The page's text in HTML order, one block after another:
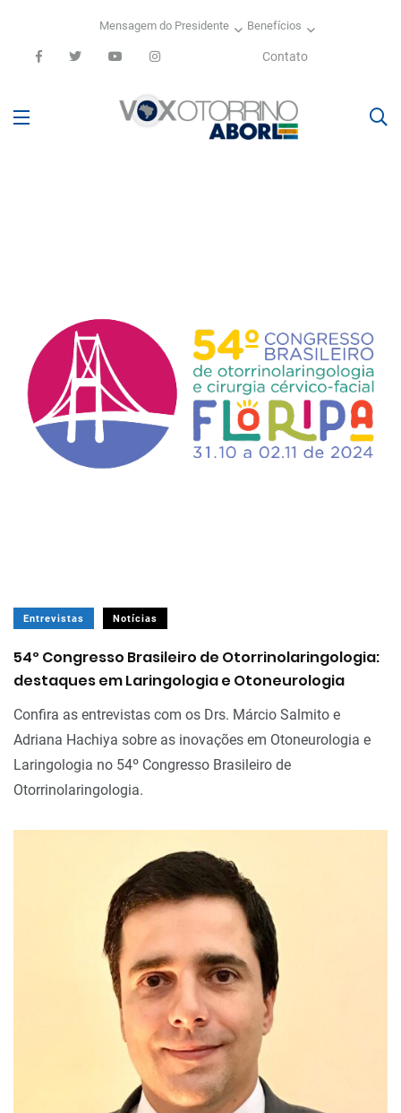
Mensagem do Presidente Benefícios
Contato
Entrevistas Notícias
54º Congresso Brasileiro de Otorrinolaringologia:
destaques em Laringologia e Otoneurologia
Confira as entrevistas com os Drs. Márcio Salmito e
Adriana Hachiya sobre as inovações em Otoneurologia e
Laringologia no 54º Congresso Brasileiro de
Otorrinolaringologia.